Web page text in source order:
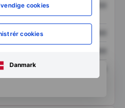
cookies
cookies
Danmark
XXXXXXX
XXXXXXX
XXXXXXX